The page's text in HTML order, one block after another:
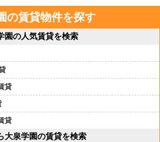
の賃貸物件を探す
園の人気賃貸を検索
貸
貸
大泉学園の賃貸を検索